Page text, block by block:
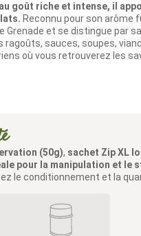
goût riche et intense, il
Reconnu pour son arôme
Grenade et se distingue par
ragoûts, sauces, soupes,
où vous retrouverez les
(50g), sachet Zip XL
pour la manipulation et le
le conditionnement et la